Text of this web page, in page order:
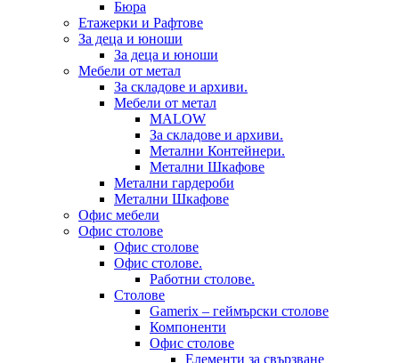
Бюра
Етажерки и Рафтове
За деца и юноши
За деца и юноши
Мебели от метал
За складове и архиви.
Мебели от метал
MALOW
За складове и архиви.
Метални Контейнери.
Метални Шкафове
Метални гардероби
Метални Шкафове
Офис мебели
Офис столове
Офис столове
Офис столове.
Работни столове.
Столове
Gamerix – геймърски столове
Компоненти
Офис столове
Елементи за свързване